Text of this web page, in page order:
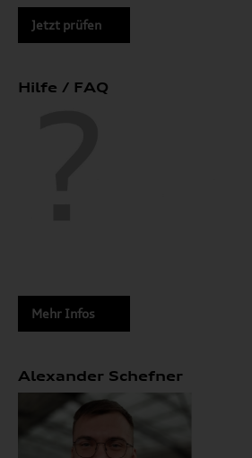
Jetzt prüfen
Hilfe / FAQ
Mehr Infos
Alexander Schefner